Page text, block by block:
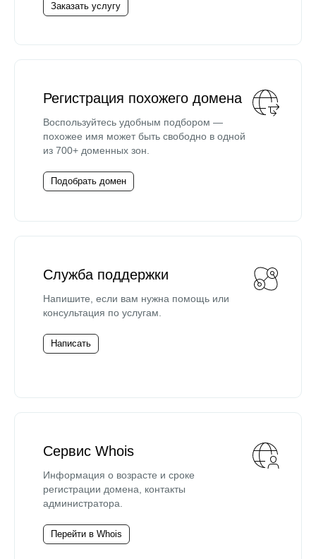
Заказать услугу
Регистрация похожего домена
Воспользуйтесь удобным подбором —
похожее имя может быть свободно в одной
из 700+ доменных зон.
Подобрать домен
Служба поддержки
Напишите, если вам нужна помощь или
консультация по услугам.
Написать
Сервис Whois
Информация о возрасте и сроке
регистрации домена, контакты
администратора.
Перейти в Whois